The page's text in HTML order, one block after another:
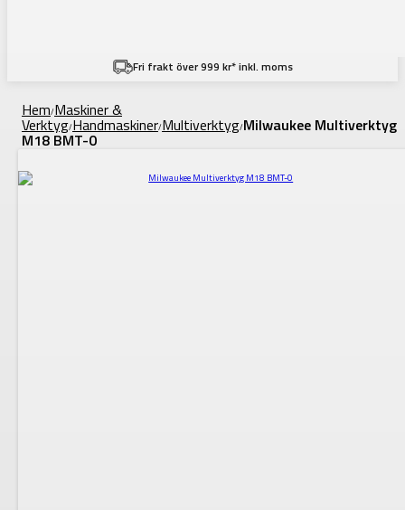
Fri frakt över 999 kr* inkl. moms
Hem/Maskiner &
Verktyg/Handmaskiner/Multiverktyg/Milwaukee Multiverktyg
M18 BMT-0